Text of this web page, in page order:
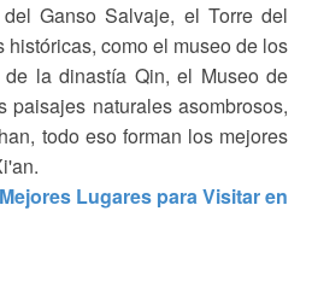
Ganso Salvaje, el Torre del
como el museo de los
de la dinastía Qin, el Museo de
paisajes naturales asombrosos,
todo eso forman los mejores
Lugares para Visitar en